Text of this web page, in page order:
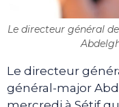
Le directeur général
Le directeur
général-major